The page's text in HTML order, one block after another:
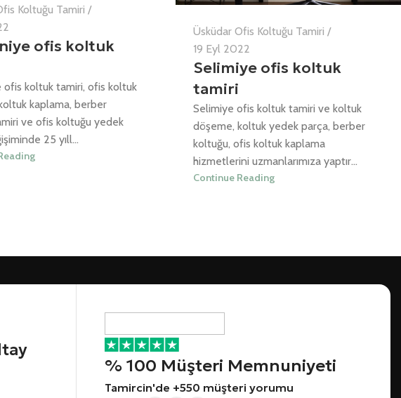
Koltuğu Tamiri
ofis koltuk
ofis koltuk tamiri, ofis koltuk
kaplama, berber
ve ofis koltuğu yedek
25 yıll...
Üsküdar Ofis Koltuğu Tamiri
19 Eyl 2022
Selimiye ofis koltuk
tamiri
Selimiye ofis koltuk tamiri ve koltuk
döşeme, koltuk yedek parça, berber
koltuğu, ofis koltuk kaplama
hizmetlerini uzmanlarımıza yaptır...
Continue Reading
% 100 Müşteri Memnuniyeti
Tamircin'de +550 müşteri yorumu